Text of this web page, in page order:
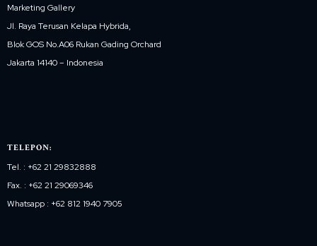
Marketing Gallery
Jl. Raya Terusan Kelapa Hybrida,
Blok GOS No.A06 Rukan Gading Orchard
Jakarta 14140 – Indonesia
TELEPON:
Tel. : +62 21 29832888
Fax. : +62 21 29069346
Whatsapp : +62 812 1940 7905